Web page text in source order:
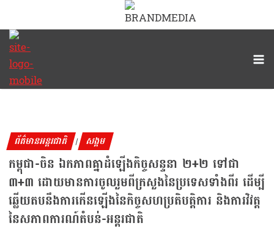
ព័ត៌មានអន្តរជាតិ | សង្គម
កម្ពុជា-ចិន ឯកភាពគ្នាដំឡើងកិច្ចសន្ទនា ២+២ ទៅជា
៣+៣ ដោយមានការចូលរួមពីក្រសួងនៃប្រទេសទាំងពីរ ដើម្បី
ឆ្លើយតបនឹងការកើនឡើងនៃកិច្ចសហប្រតិបត្តិការ និងការវិវត្ត
នៃសភាពការណ៍តំបន់-អន្តរជាតិ